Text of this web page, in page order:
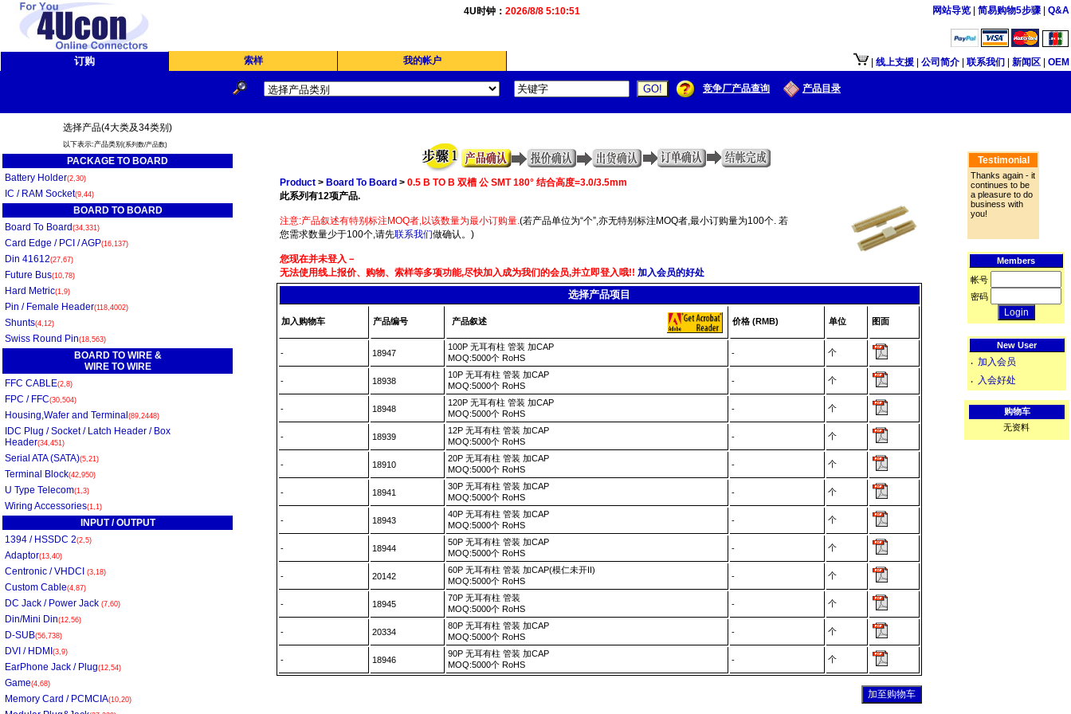
4U时钟： 2026/8/8 5:10:51 网站导览 简易购物5步骤 Q&A
订购 索样 我的帐户 线上支援 公司简介 联系我们 新闻区 OEM
竞争厂产品查询 产品目录
选择产品(4大类及34类别)
以下表示:产品类别 (系列数/产品数)
PACKAGE TO BOARD
Battery Holder(2,30)
IC / RAM Socket(9,44)
BOARD TO BOARD
Board To Board (34,331)
Card Edge / PCI / AGP(16,137)
Din 41612(27,67)
Future Bus(10,78)
Hard Metric(1,9)
Pin / Female Header(118,4002)
Shunts(4,12)
Swiss Round Pin(18,563)
BOARD TO WIRE &
WIRE TO WIRE
FFC CABLE(2,8)
FPC / FFC(30,504)
Housing,Wafer and Terminal (89,2448)
IDC Plug / Socket / Latch Header / Box
Header(34,451)
Serial ATA (SATA)(5,21)
Terminal Block(42,950)
U Type Telecom(1,3)
Wiring Accessories(1,1)
INPUT / OUTPUT
1394 / HSSDC 2(2,5)
Adaptor(13,40)
Centronic / VHDCI (3,18)
Custom Cable(4,87)
DC Jack / Power Jack (7,60)
Din/Mini Din(12,56)
D-SUB(56,738)
DVI / HDMI (3,9)
EarPhone Jack / Plug(12,54)
Game(4,68)
Memory Card / PCMCIA(10,20)
Product> Board To Board > 0.5 B TO B 双槽 公 SMT 180° 结合高度=3.0/3.5mm
此系列有12项产品.
注意:产品叙述有特别标注MOQ者,以该数量为最小订购量.(若产品单位为“个”,亦无特别标注MOQ者,最小订购量为100个. 若
您需求数量少于100个,请先联系我们做确认。)
您现在并未登入－
无法使用线上报价、购物、索样等多项功能,尽快加入成为我们的会员,并立即登入哦!! 加入会员的好处
选择产品项目
加入购物车 产品编号 产品叙述 价格 (RMB) 单位 图面
- 18947
100P 无耳有柱 管装 加CAP
MOQ:5000个 RoHS
- 个
- 18938
10P 无耳有柱 管装 加CAP
MOQ:5000个 RoHS
- 个
- 18948
120P 无耳有柱 管装 加CAP
MOQ:5000个 RoHS
- 个
- 18939
12P 无耳有柱 管装 加CAP
MOQ:5000个 RoHS
- 个
- 18910
20P 无耳有柱 管装 加CAP
MOQ:5000个 RoHS
- 个
- 18941
30P 无耳有柱 管装 加CAP
MOQ:5000个 RoHS
- 个
- 18943
40P 无耳有柱 管装 加CAP
MOQ:5000个 RoHS
- 个
- 18944
50P 无耳有柱 管装 加CAP
MOQ:5000个 RoHS
- 个
- 20142
60P 无耳有柱 管装 加CAP(模仁未开II)
MOQ:5000个 RoHS
- 个
- 18945
70P 无耳有柱 管装
MOQ:5000个 RoHS
- 个
- 20334
80P 无耳有柱 管装 加CAP
MOQ:5000个 RoHS
- 个
- 18946
90P 无耳有柱 管装 加CAP
MOQ:5000个 RoHS
- 个
Testimonial
Thanks again - it
continues to be
a pleasure to do
business with
you!
Members
帐号
密码
New User
‧ 加入会员
‧ 入会好处
购物车
无资料